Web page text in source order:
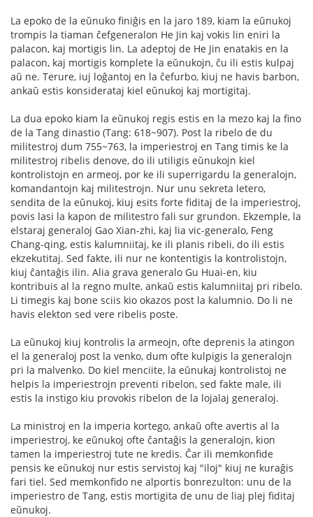
La epoko de la eŭnuko finiĝis en la jaro 189, kiam la eŭnukoj
trompis la tiaman ĉefgeneralon He Jin kaj vokis lin eniri la
palacon, kaj mortigis lin. La adeptoj de He Jin enatakis en la
palacon, kaj mortigis komplete la eŭnukojn, ĉu ili estis kulpaj
aŭ ne. Terure, iuj loĝantoj en la ĉefurbo, kiuj ne havis barbon,
ankaŭ estis konsiderataj kiel eŭnukoj kaj mortigitaj.
La dua epoko kiam la eŭnukoj regis estis en la mezo kaj la fino
de la Tang dinastio (Tang: 618~907). Post la ribelo de du
militestroj dum 755~763, la imperiestroj en Tang timis ke la
militestroj ribelis denove, do ili utiligis eŭnukojn kiel
kontrolistojn en armeoj, por ke ili superrigardu la generalojn,
komandantojn kaj militestrojn. Nur unu sekreta letero,
sendita de la eŭnukoj, kiuj esits forte fiditaj de la imperiestroj,
povis lasi la kapon de militestro fali sur grundon. Ekzemple, la
elstaraj generaloj Gao Xian-zhi, kaj lia vic-generalo, Feng
Chang-qing, estis kalumniitaj, ke ili planis ribeli, do ili estis
ekzekutitaj. Sed fakte, ili nur ne kontentigis la kontrolistojn,
kiuj ĉantaĝis ilin. Alia grava generalo Gu Huai-en, kiu
kontribuis al la regno multe, ankaŭ estis kalumniitaj pri ribelo.
Li timegis kaj bone sciis kio okazos post la kalumnio. Do li ne
havis elekton sed vere ribelis poste.
La eŭnukoj kiuj kontrolis la armeojn, ofte deprenis la atingon
el la generaloj post la venko, dum ofte kulpigis la generalojn
pri la malvenko. Do kiel menciite, la eŭnukaj kontrolistoj ne
helpis la imperiestrojn preventi ribelon, sed fakte male, ili
estis la instigo kiu provokis ribelon de la lojalaj generaloj.
La ministroj en la imperia kortego, ankaŭ ofte avertis al la
imperiestroj, ke eŭnukoj ofte ĉantaĝis la generalojn, kion
tamen la imperiestroj tute ne kredis. Ĉar ili memkonfide
pensis ke eŭnukoj nur estis servistoj kaj "iloj" kiuj ne kuraĝis
fari tiel. Sed memkonfido ne alportis bonrezulton: unu de la
imperiestro de Tang, estis mortigita de unu de liaj plej fiditaj
eŭnukoj.